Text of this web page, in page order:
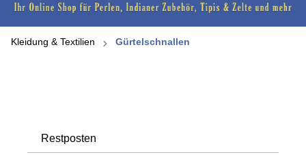
Kleidung & Textilien Gürtelschnallen
Restposten